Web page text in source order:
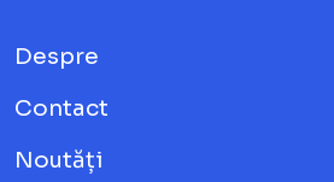
Despre
Contact
Noutăți